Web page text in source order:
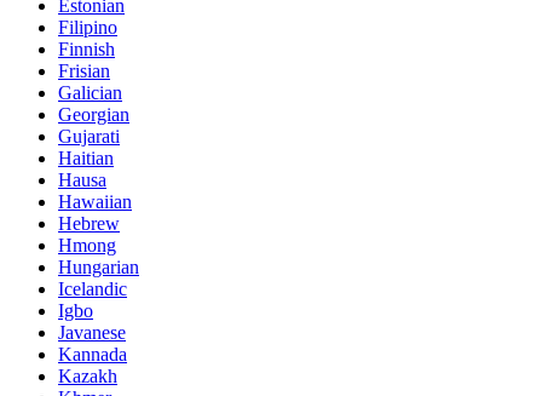
Estonian
Filipino
Finnish
Frisian
Galician
Georgian
Gujarati
Haitian
Hausa
Hawaiian
Hebrew
Hmong
Hungarian
Icelandic
Igbo
Javanese
Kannada
Kazakh